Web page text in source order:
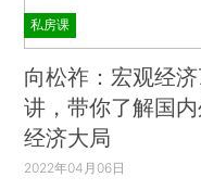
私房课
向松祚：宏观经
讲，带你了解国
经济大局
2022年04月06日